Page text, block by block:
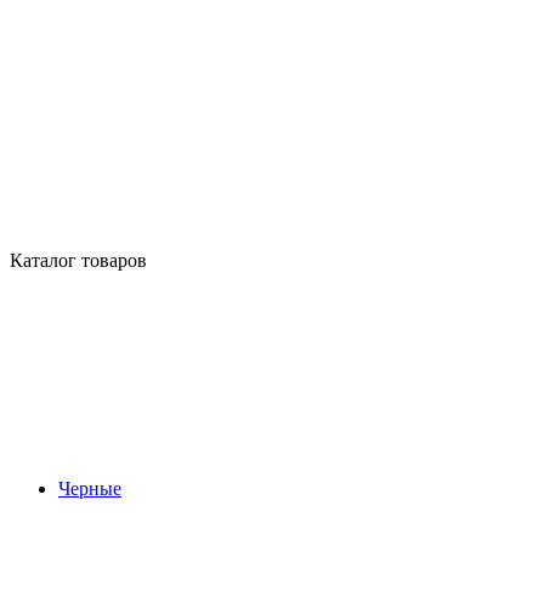
Каталог товаров
Черные